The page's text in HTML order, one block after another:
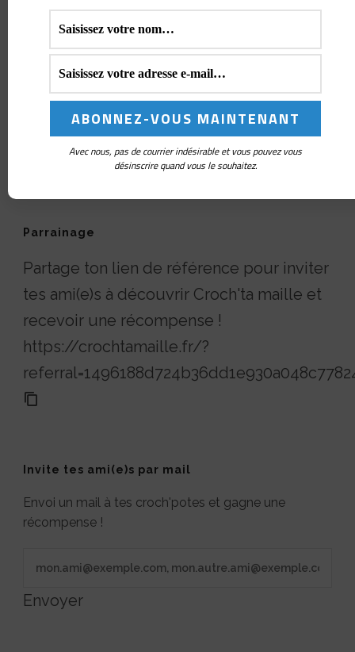
Parrainage
Partage ton lien de référence pour inviter
tes ami(e)s à découvrir Croch'ta maille et
recevoir une récompense !
https://crochtamaille.fr/?
Invite tes ami(e)s par mail
Envoi un mail à tes croch'potes et gagne une
récompense !
Envoyer
Avec nous, pas de courrier indésirable et vous pouvez vous
désinscrire quand vous le souhaitez.